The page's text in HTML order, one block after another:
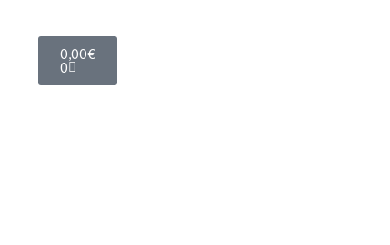
0,00€
0